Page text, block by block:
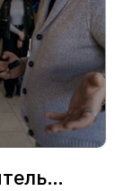
Экскурсия по театру «Из зрительного зала – в сердце театра»